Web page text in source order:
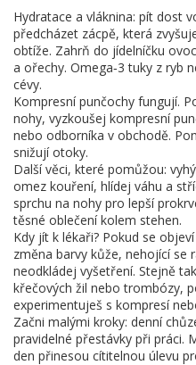
Hydratace a vláknina: pít dost
předcházet zácpě, která
obtíže. Zahrň do jídelníčku
a ořechy. Omega‑3 tuky z ryb
cévy.
Kompresní punčochy fungují.
nohy, vyzkoušej kompresní
nebo odborníka v obchodě.
snižují otoky.
Další věci, které pomůžou:
omez kouření, hlídej váhu a
sprchu na nohy pro lepší
těsné oblečení kolem stehen.
Kdy jít k lékaři? Pokud se
změna barvy kůže, nehojící se
neodkládej vyšetření. Stejně
křečových žil nebo trombózy,
experimentuješ s kompresí
Začni malými kroky: denní
pravidelné přestávky při práci.
den přinesou cítitelnou úlevu